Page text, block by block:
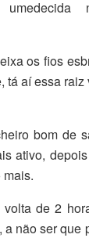
os fios
tá aí essa
bom de
ativo,
de 2
a não ser que